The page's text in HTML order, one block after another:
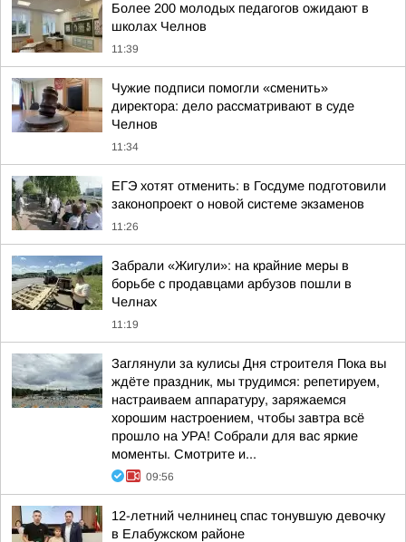
Более 200 молодых педагогов ожидают в
школах Челнов
11:39
Чужие подписи помогли «сменить»
директора: дело рассматривают в суде
Челнов
11:34
ЕГЭ хотят отменить: в Госдуме подготовили
законопроект о новой системе экзаменов
11:26
Забрали «Жигули»: на крайние меры в
борьбе с продавцами арбузов пошли в
Челнах
11:19
Заглянули за кулисы Дня строителя Пока вы
ждёте праздник, мы трудимся: репетируем,
настраиваем аппаратуру, заряжаемся
хорошим настроением, чтобы завтра всё
прошло на УРА! Собрали для вас яркие
моменты. Смотрите и...
09:56
12-летний челнинец спас тонувшую девочку
в Елабужском районе